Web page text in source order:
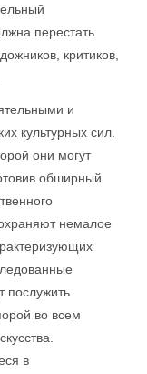
перестать
критиков,
и
культурных сил.
они могут
обширный
немалое
послужить
во всем
в